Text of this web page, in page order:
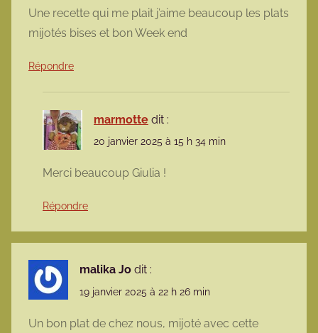
Une recette qui me plait j’aime beaucoup les plats
mijotés bises et bon Week end
Répondre
marmotte dit :
20 janvier 2025 à 15 h 34 min
Merci beaucoup Giulia !
Répondre
malika Jo dit :
19 janvier 2025 à 22 h 26 min
Un bon plat de chez nous, mijoté avec cette